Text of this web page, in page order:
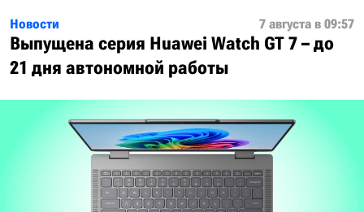
Новости 7 августа в 09:57
Выпущена серия Huawei Watch GT 7 – до
21 дня автономной работы